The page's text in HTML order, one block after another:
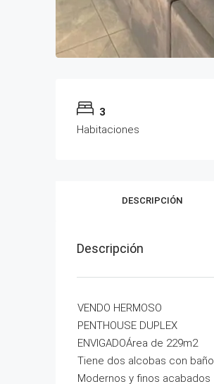
3
Habitaciones
DESCRIPCIÓN
Descripción
VENDO HERMOSO
PENTHOUSE DUPLEX
ENVIGADOÁrea de 229m2
Tiene dos alcobas con baño
Modernos y finos acabados